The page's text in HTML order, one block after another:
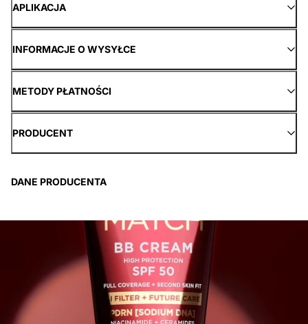
APLIKACJA
INFORMACJE O WYSYŁCE
METODY PŁATNOŚCI
PRODUCENT
DANE PRODUCENTA